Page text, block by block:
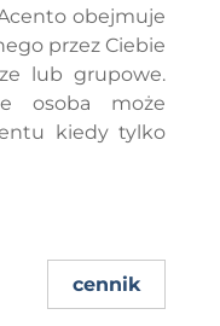
obejmuje
przez Ciebie
lub grupowe.
osoba może
kiedy tylko
cennik